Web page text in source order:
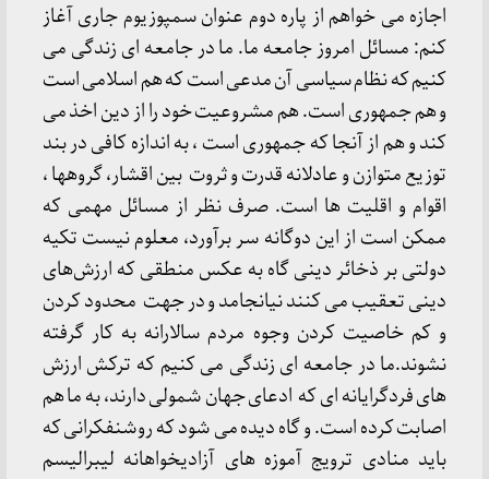
اجازه می خواهم از پاره دوم عنوان سمپوزیوم جاری آغاز
کنم: مسائل امروز جامعه ما. ما در جامعه ای زندگی می
کنیم که نظام سیاسی آن مدعی است که هم اسلامی است
و هم جمهوری است. هم مشروعیت خود را از دین اخذ می
کند و هم از آنجا که جمهوری است ، به اندازه کافی در بند
توزیع متوازن و عادلانه قدرت و ثروت بین اقشار، گروهها ،
اقوام و اقلیت ها است. صرف نظر از مسائل مهمی که
ممکن است از این دوگانه سر برآورد، معلوم نیست تکیه
دولتی بر ذخائر دینی گاه به عکس منطقی که ارزش‌های
دینی تعقیب می کنند نیانجامد و در جهت محدود کردن
و کم خاصیت کردن وجوه مردم سالارانه به کار گرفته
نشوند.ما در جامعه ای زندگی می کنیم که ترکش ارزش
های فردگرایانه ای که ادعای جهان شمولی دارند، به ما هم
اصابت کرده است. و گاه دیده می شود که روشنفکرانی که
باید منادی ترویج آموزه های آزادیخواهانه لیبرالیسم